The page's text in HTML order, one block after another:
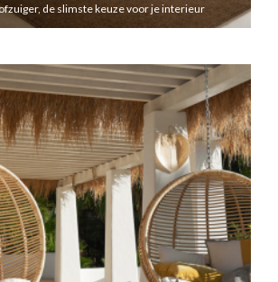
de slimste keuze voor je interieur